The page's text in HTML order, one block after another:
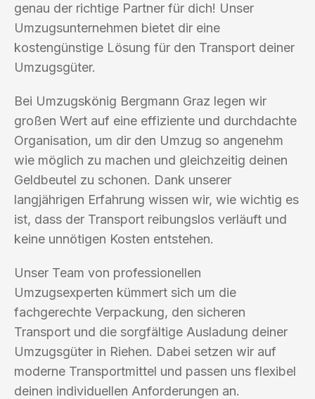
genau der richtige Partner für dich! Unser
Umzugsunternehmen bietet dir eine
kostengünstige Lösung für den Transport deiner
Umzugsgüter.
Bei Umzugskönig Bergmann Graz legen wir
großen Wert auf eine effiziente und durchdachte
Organisation, um dir den Umzug so angenehm
wie möglich zu machen und gleichzeitig deinen
Geldbeutel zu schonen. Dank unserer
langjährigen Erfahrung wissen wir, wie wichtig es
ist, dass der Transport reibungslos verläuft und
keine unnötigen Kosten entstehen.
Unser Team von professionellen
Umzugsexperten kümmert sich um die
fachgerechte Verpackung, den sicheren
Transport und die sorgfältige Ausladung deiner
Umzugsgüter in Riehen. Dabei setzen wir auf
moderne Transportmittel und passen uns flexibel
deinen individuellen Anforderungen an.